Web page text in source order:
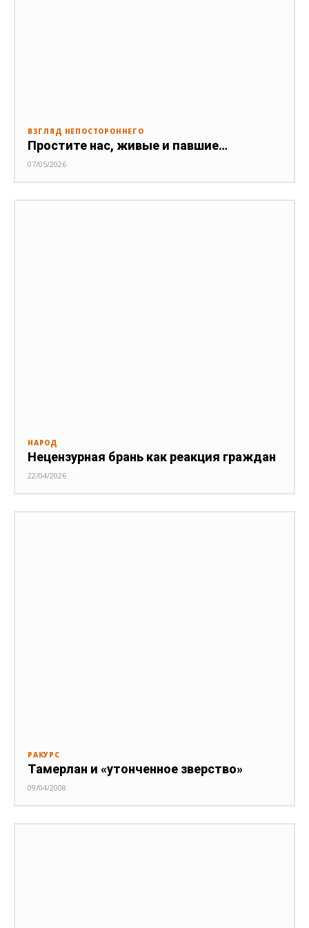
ВЗГЛЯД НЕПОСТОРОННЕГО
Простите нас, живые и павшие…
07/05/2026
НАРОД
Нецензурная брань как реакция граждан
22/04/2026
РАКУРС
Тамерлан и «утонченное зверство»
09/04/2008